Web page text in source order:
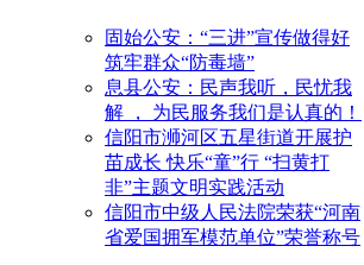
固始公安：“三进”宣传做得好
筑牢群众“防毒墙”
息县公安：民声我听，民忧我
解 ， 为民服务我们是认真的！
信阳市浉河区五星街道开展护
苗成长 快乐“童”行 “扫黄打
非”主题文明实践活动
信阳市中级人民法院荣获“河南
省爱国拥军模范单位”荣誉称号